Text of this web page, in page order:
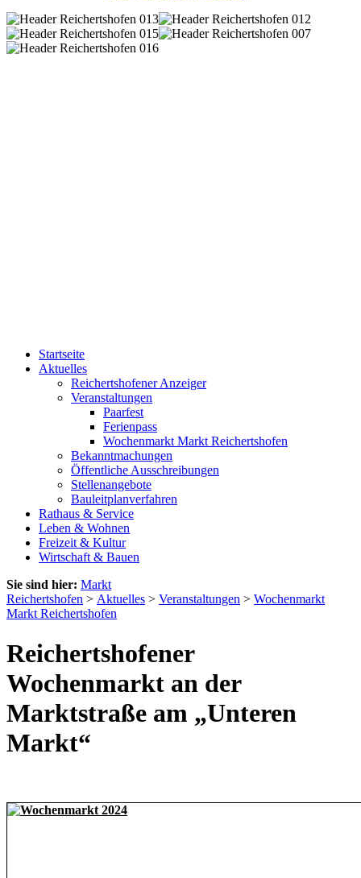
Startseite
Aktuelles
Reichertshofener Anzeiger
Veranstaltungen
Paarfest
Ferienpass
Wochenmarkt Markt Reichertshofen
Bekanntmachungen
Öffentliche Ausschreibungen
Stellenangebote
Bauleitplanverfahren
Rathaus & Service
Leben & Wohnen
Freizeit & Kultur
Wirtschaft & Bauen
Sie sind hier: Markt
Reichertshofen > Aktuelles > Veranstaltungen > Wochenmarkt
Markt Reichertshofen
Reichertshofener
Wochenmarkt an der
Marktstraße am „Unteren
Markt“